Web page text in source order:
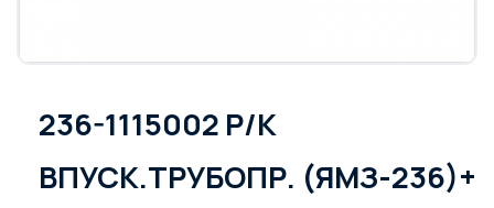
236-1115002 Р/К
ВПУСК.ТРУБОПР. (ЯМЗ-236)+